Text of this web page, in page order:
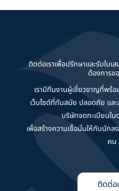
ติดต่อเราเพื่อปรึกษาและรับใบ
ต้องการ
เรามีทีมงานผู้เชี่ยวชาญที่พร้
เว็บไซต์ที่ทันสมัย ปลอดภัย แล
บริษัทจดทะเบียนใ
เพื่อสร้างความเชื่อมั่นให้กับนัก
คน
ติดต่อ